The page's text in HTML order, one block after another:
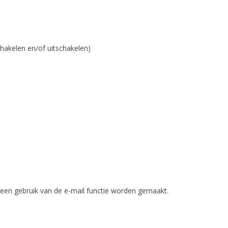
en/of uitschakelen)
gebruik van de e-mail functie worden gemaakt.